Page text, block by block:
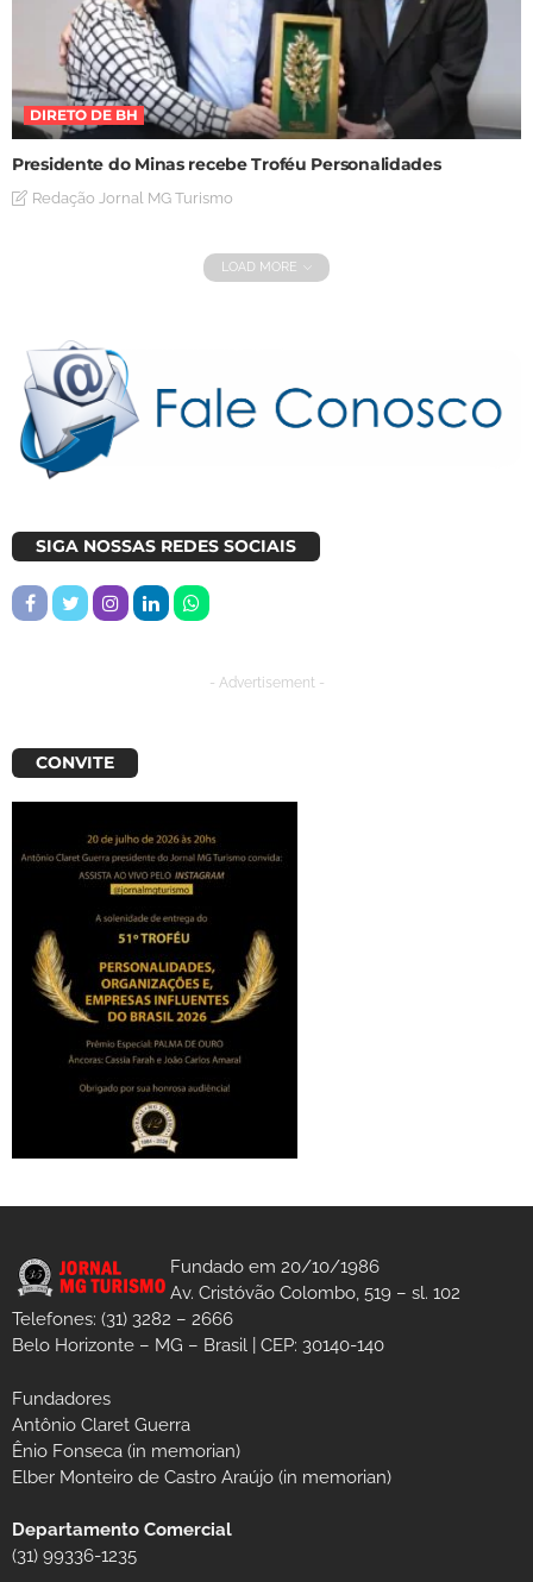
DIRETO DE BH
Presidente do Minas recebe Troféu Personalidades
Redação Jornal MG Turismo
LOAD MORE
SIGA NOSSAS REDES SOCIAIS
- Advertisement -
CONVITE
Fundado em 20/10/1986
Av. Cristóvão Colombo, 519 – sl. 102
Telefones: (31) 3282 – 2666
Belo Horizonte – MG – Brasil | CEP: 30140-140
Fundadores
Antônio Claret Guerra
Ênio Fonseca (in memorian)
Elber Monteiro de Castro Araújo (in memorian)
Departamento Comercial
(31) 99336-1235